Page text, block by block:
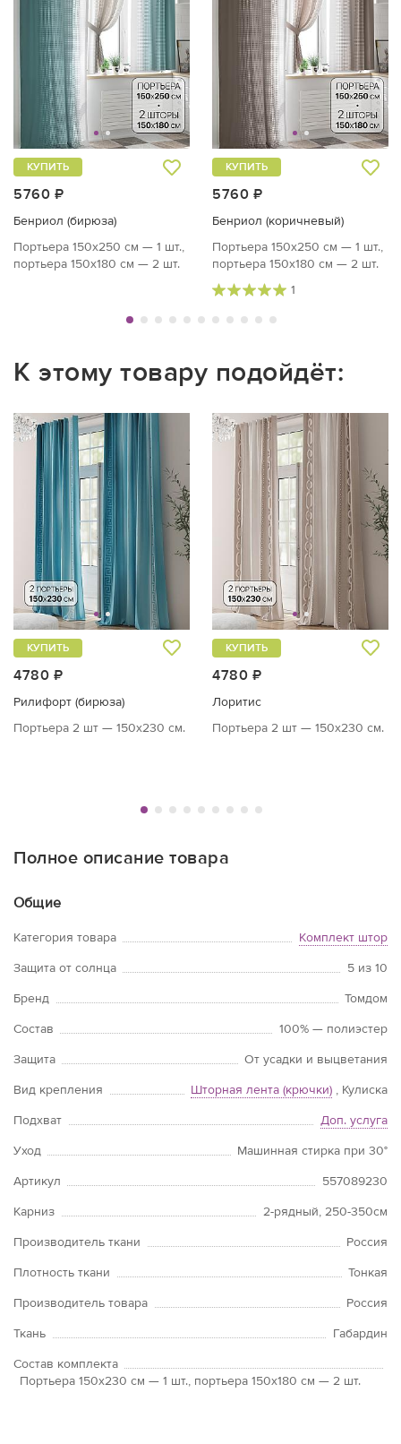
5760 ₽
КУПИТЬ
Бенриол (бирюза)
Портьера 150х250 см — 1 шт.,
портьера 150х180 см — 2 шт.
5760 ₽
КУПИТЬ
Бенриол (коричневый)
Портьера 150х250 см — 1 шт.,
портьера 150х180 см — 2 шт.
1
К этому товару подойдёт:
4780 ₽
КУПИТЬ
Рилифорт (бирюза)
Портьера 2 шт — 150х230 см.
4780 ₽
КУПИТЬ
Лоритис
Портьера 2 шт — 150х230 см.
Полное описание товара
Общие
Категория товара
Комплект штор
Защита от солнца
5 из 10
Бренд
Томдом
Состав
100% — полиэстер
Защита
От усадки и выцветания
Вид крепления
Шторная лента (крючки) , Кулиска
Подхват
Доп. услуга
Уход
Машинная стирка при 30°
Артикул
557089230
Карниз
2-рядный, 250-350см
Производитель ткани
Россия
Плотность ткани
Тонкая
Производитель товара
Россия
Ткань
Габардин
Состав комплекта
Портьера 150х230 см — 1 шт., портьера 150х180 см — 2 шт.